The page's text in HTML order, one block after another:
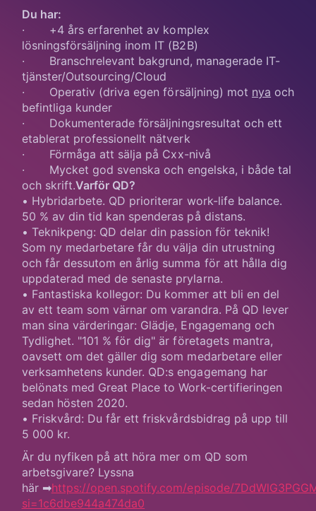
Du har:
· +4 års erfarenhet av komplex
lösningsförsäljning inom IT (B2B)
· Branschrelevant bakgrund, managerade IT-
tjänster/Outsourcing/Cloud
· Operativ (driva egen försäljning) mot nya och
befintliga kunder
· Dokumenterade försäljningsresultat och ett
etablerat professionellt nätverk
· Förmåga att sälja på Cxx-nivå
· Mycket god svenska och engelska, i både tal
och skrift.Varför QD?
• Hybridarbete. QD prioriterar work-life balance.
50 % av din tid kan spenderas på distans.
• Teknikpeng: QD delar din passion för teknik!
Som ny medarbetare får du välja din utrustning
och får dessutom en årlig summa för att hålla dig
uppdaterad med de senaste prylarna.
• Fantastiska kollegor: Du kommer att bli en del
av ett team som värnar om varandra. På QD lever
man sina värderingar: Glädje, Engagemang och
Tydlighet. "101 % för dig" är företagets mantra,
oavsett om det gäller dig som medarbetare eller
verksamhetens kunder. QD:s engagemang har
belönats med Great Place to Work-certifieringen
sedan hösten 2020.
• Friskvård: Du får ett friskvårdsbidrag på upp till
5 000 kr.
Är du nyfiken på att höra mer om QD som
arbetsgivare? Lyssna
här ➡https://open.spotify.com/episode/
si=1c6dbe944a474da0